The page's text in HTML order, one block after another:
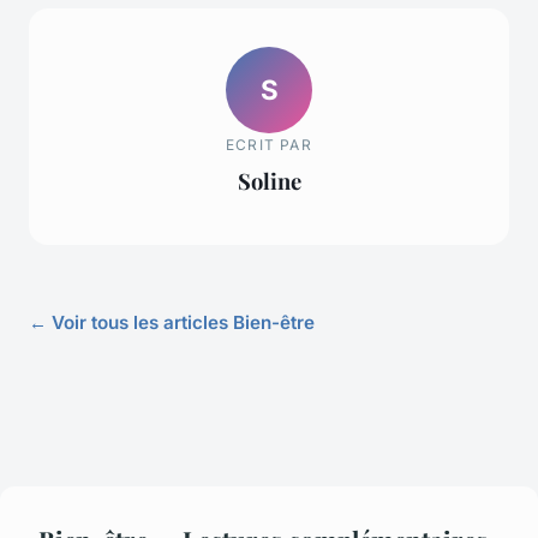
S
ECRIT PAR
Soline
← Voir tous les articles Bien-être